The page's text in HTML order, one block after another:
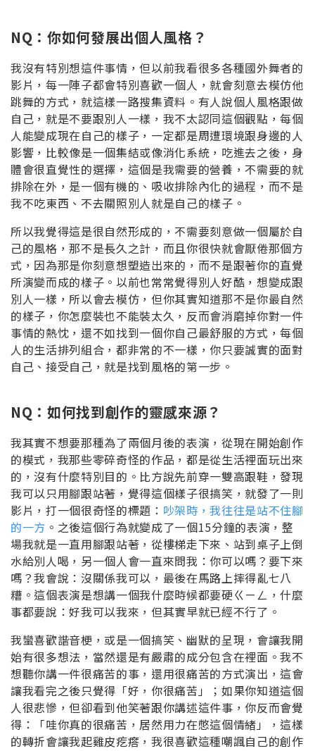
NQ：你如何發展出個人風格？
我沒有特別想這件事情，但以前我看很多各種國外舞者的
影片，每一陣子都會特別喜歡一個人，就會刻意去模仿他
跳舞的方式，就這樣一路搜集資料。有人說個人風格跟做
自己，就是不要跟別人一樣，我不太認同這個觀點，每個
人能變成現在自己的樣子，一定都是周遭環境跟身邊的人
影響，比較像是一個集結或像消化系統，吃進去之後，身
體會很直覺性的選擇，這個是我需要的營養，不需要的就
排除在外，是一個有機的、吸收排除內化的過程，而不是
我不吃東西、不去關照別人就是自己的樣子。
所以我覺得這是很自然形成的，不需要刻意做一個屬於自
己的風格，那不是長久之計，而且你很快就會厭倦那個方
式，因為那是你刻意想塑造出來的，而不是跟著你的直覺
所演變而成的樣子。以前也常常覺得別人好酷，想變成跟
別人一樣，所以會去模仿，但你其實知道那不是你最自然
的樣子，你怎麼裝也不能裝太久，反而會消磨掉你對一件
事情的熱忱，還不如找到一個你自己最舒服的方式，每個
人的生活排列組合，都非常的不一樣，你只要誠實的面對
自己、接受自己，就是找到風格的第一步。
NQ：如何找到創作的靈感來源？
我其實不想要那種為了兩個月後的表演，從現在開始創作
的模式，我那些零碎奇怪的作品，都是從生活裡面玩出來
的，沒有什麼特別目的。比方說先前穿一雙高跟鞋，發現
我可以只用腳跟站著，覺得這個樣子很搞笑，就發了一則
影片，打一個很奇怪的標題： 吵架時，我往往是站不住腳
的一方 。之後這個行為就變成了一個15分鐘的表演，整
場我就是一直用腳跟站著，從樓梯走下來、站到桌子上倒
水給別人喝，另一個人會一直來問我：你可以嗎？要下來
嗎？我會說：沒關係我可以，最後在馬路上摔得亂七八
糟。這個表演是想講一個我什麼時候都要硬ㄍㄧㄥ，什麼
事都要說：好我可以我來，但其實早就已經不行了。
我蠻喜歡諧音梗，或是一個搞笑、幽默的呈現，會讓我開
始有很多想法，當然還是有嚴肅的成分包含在裡面。我不
想聽你講一件很痛苦的事，還用很痛苦的方式演出，這會
讓我看完之後只覺得「好，你很痛苦」；如果你知道這個
人很悲慘，但卻看到他笑著跟你講述這件事，你反而會覺
得：「哇你真的很痛苦 ，居然用力在憋這個情緒」，這樣
的轉折會讓我起雞皮疙瘩，我很喜歡這種嘲諷自己的創作